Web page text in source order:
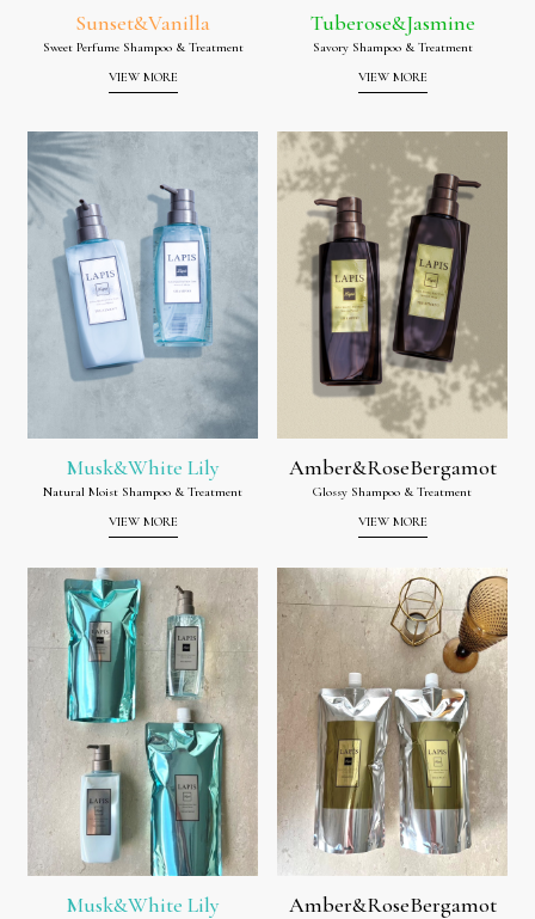
Sunset&Vanilla
Sweet Perfume Shampoo & Treatment
VIEW MORE
Tuberose&Jasmine
Savory Shampoo & Treatment
VIEW MORE
Musk&White Lily
Natural Moist Shampoo & Treatment
VIEW MORE
Amber&RoseBergamot
Glossy Shampoo & Treatment
VIEW MORE
Musk&White Lily Amber&RoseBergamot